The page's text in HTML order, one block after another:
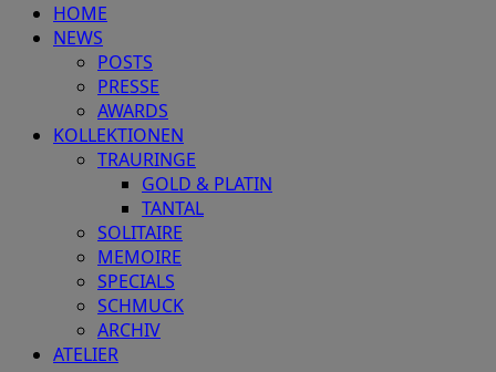
HOME
NEWS
POSTS
PRESSE
AWARDS
KOLLEKTIONEN
TRAURINGE
GOLD & PLATIN
TANTAL
SOLITAIRE
MEMOIRE
SPECIALS
SCHMUCK
ARCHIV
ATELIER